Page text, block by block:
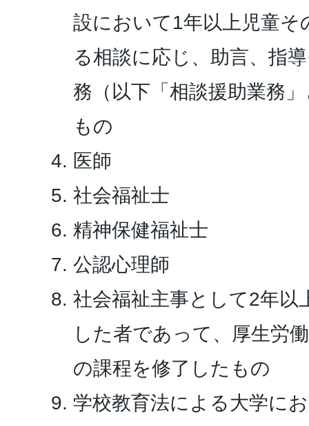
設において1年以上児童そ
る相談に応じ、助言、指
務（以下「相談援助業務
もの
医師
社会福祉士
精神保健福祉士
公認心理師
社会福祉主事として2年以
した者であって、厚生労
の課程を修了したもの
学校教育法による大学に